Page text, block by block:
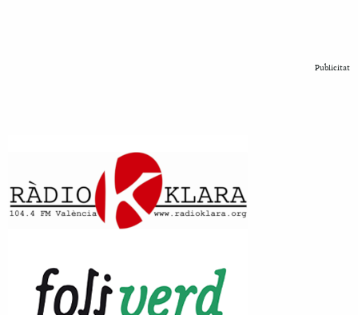
Publicitat